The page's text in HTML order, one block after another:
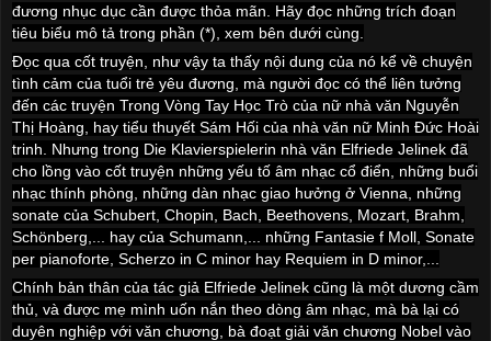
đương nhục dục cần được thỏa mãn. Hãy đọc những trích đoạn
tiêu biểu mô tả trong phần (*), xem bên dưới cùng.
Đọc qua cốt truyện, như vậy ta thấy nội dung của nó kể về chuyện
tình cảm của tuổi trẻ yêu đương, mà người đọc có thể liên tưởng
đến các truyện Trong Vòng Tay Học Trò của nữ nhà văn Nguyễn
Thị Hoàng, hay tiểu thuyết Sám Hối của nhà văn nữ Minh Đức Hoài
trinh. Nhưng trong Die Klavierspielerin nhà văn Elfriede Jelinek đã
cho lồng vào cốt truyện những yếu tố âm nhạc cổ điển, những buổi
nhạc thính phòng, những dàn nhạc giao hưởng ở Vienna, những
sonate của Schubert, Chopin, Bach, Beethovens, Mozart, Brahm,
Schönberg,... hay của Schumann,... những Fantasie f Moll, Sonate
per pianoforte, Scherzo in C minor hay Requiem in D minor,...
Chính bản thân của tác giả Elfriede Jelinek cũng là một dương cầm
thủ, và được mẹ mình uốn nắn theo dòng âm nhạc, mà bà lại có
duyên nghiệp với văn chương, bà đoạt giải văn chương Nobel vào